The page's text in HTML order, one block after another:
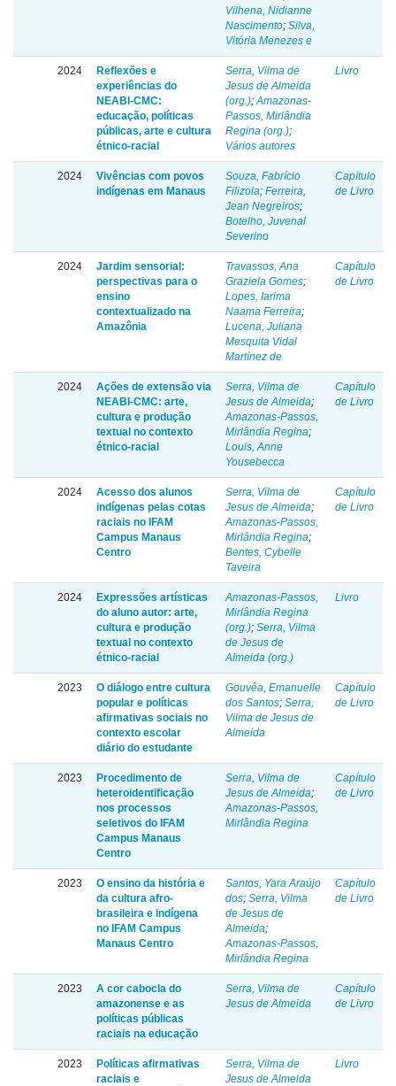
Vilhena, Nidianne
Nascimento; Silva,
Vitória Menezes e
2024
Reflexões e
experiências do
NEABI-CMC:
educação, políticas
públicas, arte e cultura
étnico-racial
Serra, Vilma de
Jesus de Almeida
(org.);Amazonas-
Passos, Mirlândia
Regina (org.);
Vários autores
Livro
2024
Vivências com povos
indígenas em Manaus
Souza, Fabrício
Filizola; Ferreira,
Jean Negreiros;
Botelho, Juvenal
Severino
Capítulo
de Livro
2024
Jardim sensorial:
perspectivas para o
ensino
contextualizado na
Amazônia
Travassos, Ana
Graziela Gomes;
Lopes, Iarima
Naama Ferreira;
Lucena, Juliana
Mesquita Vidal
Martínez de
Capítulo
de Livro
2024
Ações de extensão via
NEABI-CMC: arte,
cultura e produção
textual no contexto
étnico-racial
Serra, Vilma de
Jesus de Almeida;
Amazonas-Passos,
Mirlândia Regina;
Louis, Anne
Yousebecca
Capítulo
de Livro
2024
Acesso dos alunos
indígenas pelas cotas
raciais no IFAM
Campus Manaus
Centro
Serra, Vilma de
Jesus de Almeida;
Amazonas-Passos,
Mirlândia Regina;
Bentes, Cybelle
Taveira
Capítulo
de Livro
2024
Expressões artísticas
do aluno autor: arte,
cultura e produção
textual no contexto
étnico-racial
Amazonas-Passos,
Mirlândia Regina
(org.); Serra, Vilma
de Jesus de
Almeida (org.)
Livro
2023
O diálogo entre cultura
popular e políticas
afirmativas sociais no
contexto escolar
diário do estudante
Gouvêa, Emanuelle
dos Santos; Serra,
Vilma de Jesus de
Almeida
Capítulo
de Livro
2023
Procedimento de
heteroidentificação
nos processos
seletivos do IFAM
Campus Manaus
Centro
Serra, Vilma de
Jesus de Almeida;
Amazonas-Passos,
Mirlândia Regina
Capítulo
de Livro
2023
O ensino da história e
da cultura afro-
brasileira e indígena
no IFAM Campus
Manaus Centro
Santos, Yara Araújo
dos; Serra, Vilma
de Jesus de
Almeida;
Amazonas-Passos,
Mirlândia Regina
Capítulo
de Livro
2023
A cor cabocla do
amazonense e as
políticas públicas
raciais na educação
Serra, Vilma de
Jesus de Almeida
Capítulo
de Livro
2023
Políticas afirmativas
raciais e
Serra, Vilma de
Jesus de Almeida
Livro